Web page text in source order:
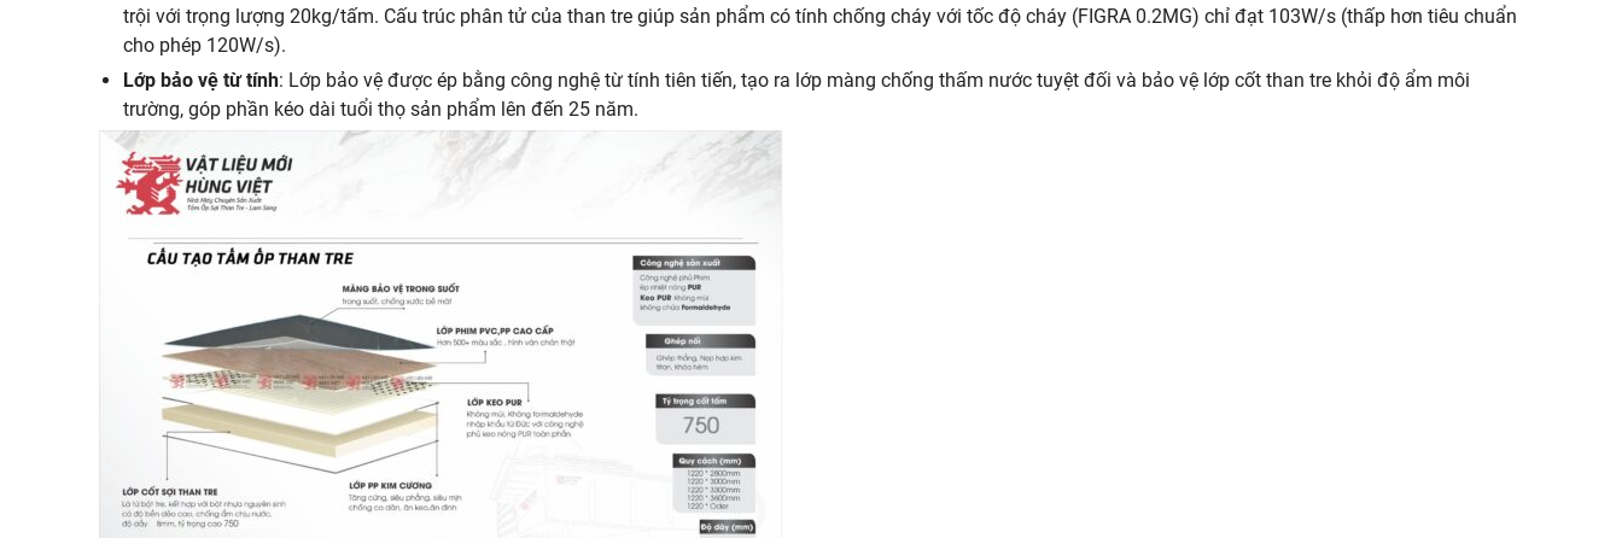
trội với trọng lượng 20kg/tấm. Cấu trúc phân tử của than tre giúp sản phẩm có tính chống cháy với tốc độ cháy (FIGRA 0.2MG) chỉ đạt 103W/s (thấp hơn tiêu chuẩn
cho phép 120W/s).
Lớp bảo vệ từ tính: Lớp bảo vệ được ép bằng công nghệ từ tính tiên tiến, tạo ra lớp màng chống thấm nước tuyệt đối và bảo vệ lớp cốt than tre khỏi độ ẩm môi
trường, góp phần kéo dài tuổi thọ sản phẩm lên đến 25 năm.